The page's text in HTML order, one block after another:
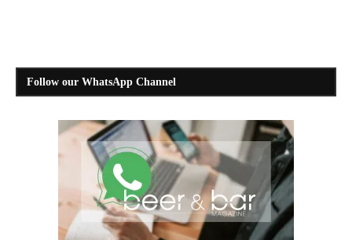
Follow our WhatsApp Channel